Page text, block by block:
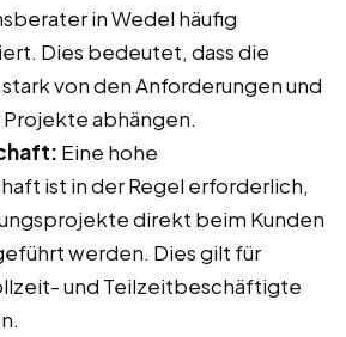
in Wedel häufig
Dies bedeutet, dass die
von den Anforderungen und
abhängen.
Eine hohe
ist in der Regel erforderlich,
direkt beim Kunden
werden. Dies gilt für
und Teilzeitbeschäftigte